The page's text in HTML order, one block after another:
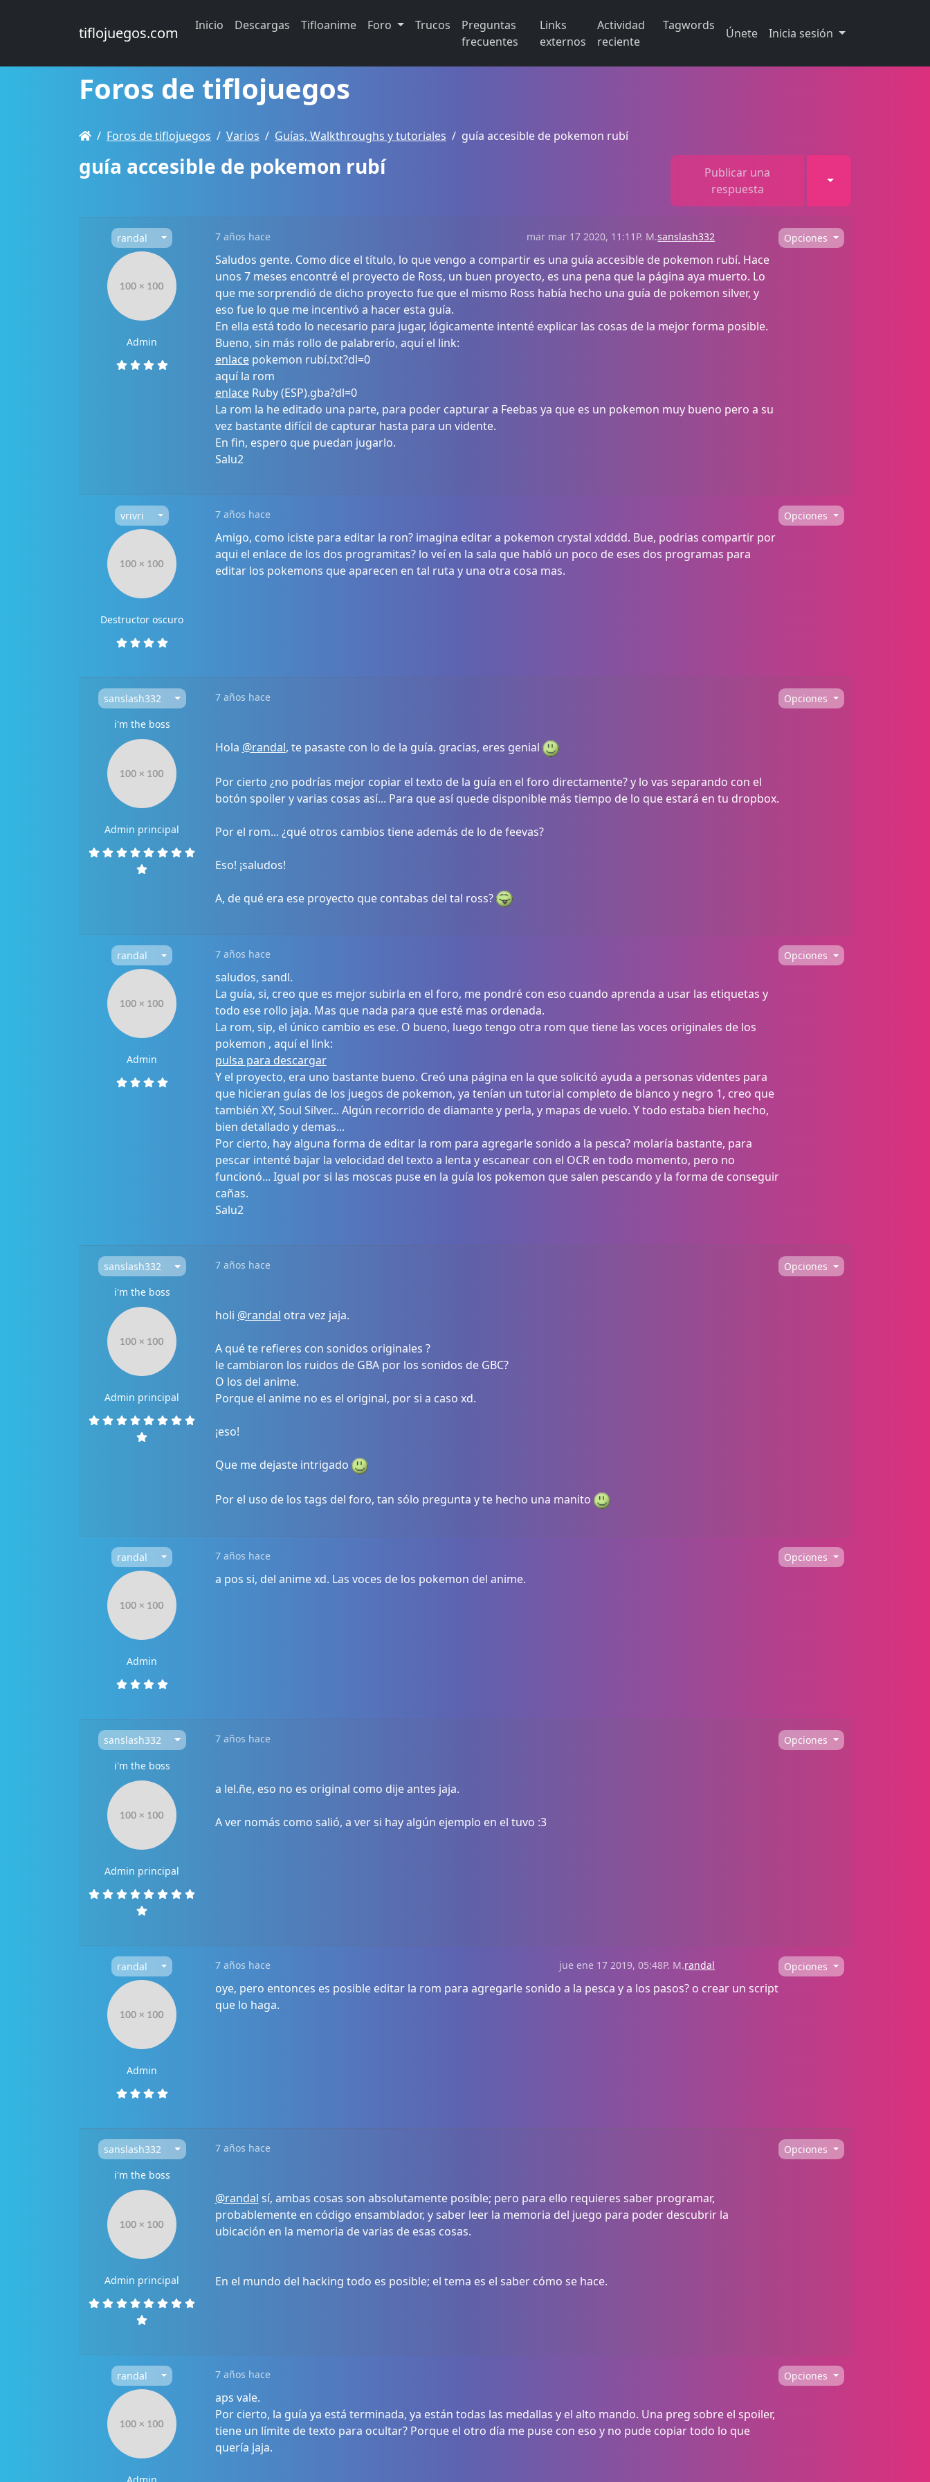
tiflojuegos.com Inicio Descargas Tifloanime Foro Trucos
Preguntas
frecuentes
Links
externos
Actividad
reciente
Tagwords
Únete Inicia sesión
Foros de tiflojuegos
Foros de tiflojuegos Varios Guías, Walkthroughs y tutoriales guía accesible de pokemon rubí
guía accesible de pokemon rubí
Publicar una
respuesta
Toggle Dropdown
randal 7 años hace mar mar 17 2020, 11:11P. M.sanslash332 Opciones
Admin
Saludos gente. Como dice el título, lo que vengo a compartir es una guía accesible de pokemon rubí. Hace
unos 7 meses encontré el proyecto de Ross, un buen proyecto, es una pena que la página aya muerto. Lo
que me sorprendió de dicho proyecto fue que el mismo Ross había hecho una guía de pokemon silver, y
eso fue lo que me incentivó a hacer esta guía.
En ella está todo lo necesario para jugar, lógicamente intenté explicar las cosas de la mejor forma posible.
Bueno, sin más rollo de palabrerío, aquí el link:
enlacepokemon rubí.txt?dl=0
aquí la rom
enlaceRuby (ESP).gba?dl=0
La rom la he editado una parte, para poder capturar a Feebas ya que es un pokemon muy bueno pero a su
vez bastante difícil de capturar hasta para un vidente.
En fin, espero que puedan jugarlo.
Salu2
vrivri 7 años hace Opciones
Destructor oscuro
Amigo, como iciste para editar la ron? imagina editar a pokemon crystal xdddd. Bue, podrias compartir por
aqui el enlace de los dos programitas? lo veí en la sala que habló un poco de eses dos programas para
editar los pokemons que aparecen en tal ruta y una otra cosa mas.
sanslash332
i'm the boss
7 años hace Opciones
Admin principal
Hola @randal, te pasaste con lo de la guía. gracias, eres genial
Por cierto ¿no podrías mejor copiar el texto de la guía en el foro directamente? y lo vas separando con el
botón spoiler y varias cosas así... Para que así quede disponible más tiempo de lo que estará en tu dropbox.
Por el rom... ¿qué otros cambios tiene además de lo de feevas?
Eso! ¡saludos!
A, de qué era ese proyecto que contabas del tal ross?
randal 7 años hace Opciones
Admin
saludos, sandl.
La guía, si, creo que es mejor subirla en el foro, me pondré con eso cuando aprenda a usar las etiquetas y
todo ese rollo jaja. Mas que nada para que esté mas ordenada.
La rom, sip, el único cambio es ese. O bueno, luego tengo otra rom que tiene las voces originales de los
pokemon , aquí el link:
pulsa para descargar
Y el proyecto, era uno bastante bueno. Creó una página en la que solicitó ayuda a personas videntes para
que hicieran guías de los juegos de pokemon, ya tenían un tutorial completo de blanco y negro 1, creo que
también XY, Soul Silver... Algún recorrido de diamante y perla, y mapas de vuelo. Y todo estaba bien hecho,
bien detallado y demas...
Por cierto, hay alguna forma de editar la rom para agregarle sonido a la pesca? molaría bastante, para
pescar intenté bajar la velocidad del texto a lenta y escanear con el OCR en todo momento, pero no
funcionó... Igual por si las moscas puse en la guía los pokemon que salen pescando y la forma de conseguir
cañas.
Salu2
sanslash332
i'm the boss
7 años hace Opciones
Admin principal
holi @randal otra vez jaja.
A qué te refieres con sonidos originales ?
le cambiaron los ruidos de GBA por los sonidos de GBC?
O los del anime.
Porque el anime no es el original, por si a caso xd.
¡eso!
Que me dejaste intrigado
Por el uso de los tags del foro, tan sólo pregunta y te hecho una manito
randal 7 años hace Opciones
Admin
a pos si, del anime xd. Las voces de los pokemon del anime.
sanslash332
i'm the boss
7 años hace Opciones
Admin principal
a lel.ñe, eso no es original como dije antes jaja.
A ver nomás como salió, a ver si hay algún ejemplo en el tuvo :3
randal 7 años hace jue ene 17 2019, 05:48P. M.randal Opciones
Admin
oye, pero entonces es posible editar la rom para agregarle sonido a la pesca y a los pasos? o crear un script
que lo haga.
sanslash332
i'm the boss
7 años hace Opciones
Admin principal
@randal sí, ambas cosas son absolutamente posible; pero para ello requieres saber programar,
probablemente en código ensamblador, y saber leer la memoria del juego para poder descubrir la
ubicación en la memoria de varias de esas cosas.
En el mundo del hacking todo es posible; el tema es el saber cómo se hace.
randal 7 años hace Opciones
aps vale.
Por cierto, la guía ya está terminada, ya están todas las medallas y el alto mando. Una preg sobre el spoiler,
tiene un límite de texto para ocultar? Porque el otro día me puse con eso y no pude copiar todo lo que
quería jaja.